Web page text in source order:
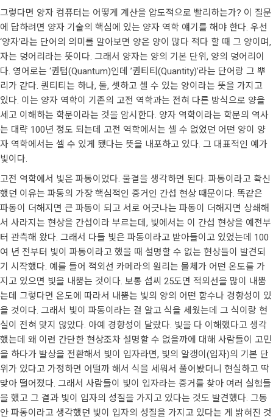
그렇다면 양자 컴퓨터는 어떻게 계산을 압도적으로 빨리하는가? 이 질문
에 답하려면 양자 기술의 핵심에 있는 양자 역학 얘기를 해야 한다. 우선
‘양자’라는 단어의 의미를 알아보면 양은 양이 많다 적다 할 때 그 양이며,
자는 덩어리라는 뜻이다. 그래서 양자는 양의 기본 단위, 양의 덩어리이
다. 영어로는 ‘퀀텀(Quantum)인데 ’퀀티티(Quantity)’라는 단어랑 그 뿌
리가 같다. 퀀티티는 하나, 둘, 셋하고 셀 수 있는 양이라는 뜻을 가지고
있다. 이는 양자 역학이 기존의 고전 역학과는 전혀 다른 방식으로 양을
세고 이해하는 학문이라는 것을 암시한다. 양자 역학이라는 학문의 역사
는 대략 100년 정도 되는데 고전 역학에서는 셀 수 없었던 어떤 양이 양
자 역학에서는 셀 수 있게 됐다는 뜻을 내포하고 있다. 그 대표적인 예가
빛이다.
고전 역학에서 빛은 파동이었다. 물결을 생각하면 된다. 파동이라고 확신
했던 이유는 파동의 가장 핵심적인 증거인 간섭 현상 때문이다. 똑같은
파동이 더해지면 큰 파동이 되고 서로 어긋나는 파동이 더해지면 상쇄해
서 사라지는 현상을 간섭이라 부르는데, 빛에서는 이 간섭 현상을 예전부
터 관측해 왔다. 그래서 다들 빛은 파동이라고 받아들이고 있었는데 100
여 년 전부터 빛이 파동이라고 했을 때 설명할 수 없는 현상들이 발견되
기 시작했다. 예를 들어 적외선 카메라의 원리는 물체가 어떤 온도를 가
지고 있으면 빛을 내뿜는 것이다. 보통 섭씨 25도면 적외선을 많이 내뿜
는데 그렇다면 온도에 따라서 내뿜는 빛의 양의 어떤 함수나 경향성이 있
을 것이다. 그래서 빛이 파동이라는 걸 알고 식을 세웠는데 그 식이랑 현
실이 전혀 맞지 않았다. 아예 경향성이 달랐다. 빛을 다 이해했다고 생각
했는데 왜 이런 간단한 현상조차 설명할 수 없을까에 대해 사람들이 고민
을 하다가 발상을 전환해서 빛이 입자라면, 빛의 알갱이(입자)의 기본 단
위가 있다고 가정하면 어떨까 해서 식을 세워서 풀어봤더니 현실하고 딱
맞아 떨어졌다. 그래서 사람들이 빛이 입자라는 증거를 찾아 여러 실험들
을 했고 그 결과 빛이 입자의 성질을 가지고 있다는 것도 발견했다. 그동
안 파동이라고 생각했던 빛이 입자의 성질을 가지고 있다는 게 밝혀진 것